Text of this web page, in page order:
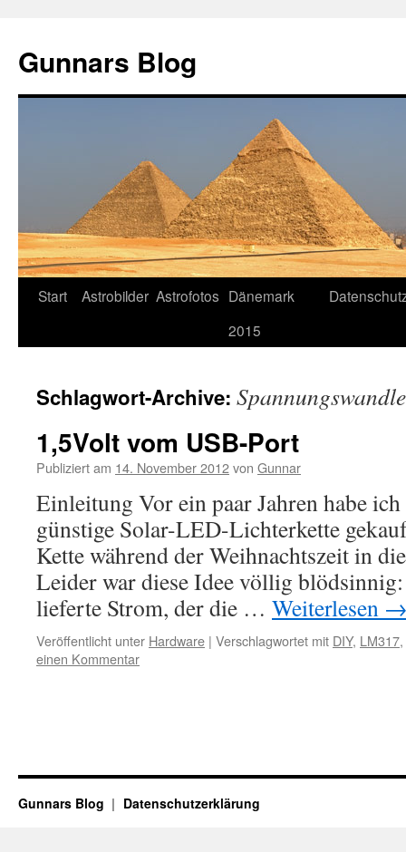
Gunnars Blog
Zum
Start Astrobilder Astrofotos Dänemark
2015
Schlagwort-Archive:
1,5Volt vom USB-Port
Publiziert am 14. November 2012von Gunnar
Einleitung Vor ein paar Jahren habe
günstige Solar-LED-Lichterkette
Kette während der Weihnachtszeit in
Leider war diese Idee völlig
lieferte Strom, der die … Weiterlesen
Veröffentlicht unter Hardware | Verschlagwortet mit DIY, LM317,
einen Kommentar
Gunnars Blog Datenschutzerklärung